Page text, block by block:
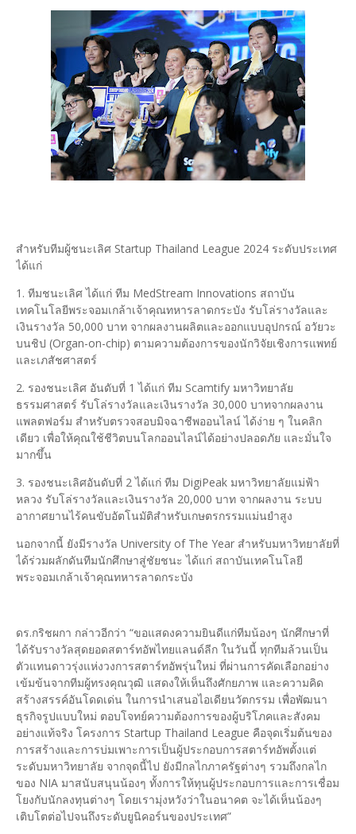
สำหรับทีมผู้ชนะเลิศ Startup Thailand League 2024 ระดับประเทศ
ได้แก่
1. ทีมชนะเลิศ ได้แก่ ทีม MedStream Innovations สถาบัน
เทคโนโลยีพระจอมเกล้าเจ้าคุณทหารลาดกระบัง รับโล่รางวัลและ
เงินรางวัล 50,000 บาท จากผลงานผลิตและออกแบบอุปกรณ์ อวัยวะ
บนชิป (Organ-on-chip) ตามความต้องการของนักวิจัยเชิงการแพทย์
และเภสัชศาสตร์
2. รองชนะเลิศ อันดับที่ 1 ได้แก่ ทีม Scamtify มหาวิทยาลัย
ธรรมศาสตร์ รับโล่รางวัลและเงินรางวัล 30,000 บาทจากผลงาน
แพลตฟอร์ม สำหรับตรวจสอบมิจฉาชีพออนไลน์ ได้ง่าย ๆ ในคลิก
เดียว เพื่อให้คุณใช้ชีวิตบนโลกออนไลน์ได้อย่างปลอดภัย และมั่นใจ
มากขึ้น
3. รองชนะเลิศอันดับที่ 2 ได้แก่ ทีม DigiPeak มหาวิทยาลัยแม่ฟ้า
หลวง รับโล่รางวัลและเงินรางวัล 20,000 บาท จากผลงาน ระบบ
อากาศยานไร้คนขับอัตโนมัติสำหรับเกษตรกรรมแม่นยำสูง
นอกจากนี้ ยังมีรางวัล University of The Year สำหรับมหาวิทยาลัยที่
ได้ร่วมผลักดันทีมนักศึกษาสู่ชัยชนะ ได้แก่ สถาบันเทคโนโลยี
พระจอมเกล้าเจ้าคุณทหารลาดกระบัง
ดร.กริชผกา กล่าวอีกว่า “ขอแสดงความยินดีแก่ทีมน้องๆ นักศึกษาที่
ได้รับรางวัลสุดยอดสตาร์ทอัพไทยแลนด์ลีก ในวันนี้ ทุกทีมล้วนเป็น
ตัวแทนดาวรุ่งแห่งวงการสตาร์ทอัพรุ่นใหม่ ที่ผ่านการคัดเลือกอย่าง
เข้มข้นจากทีมผู้ทรงคุณวุฒิ แสดงให้เห็นถึงศักยภาพ และความคิด
สร้างสรรค์อันโดดเด่น ในการนำเสนอไอเดียนวัตกรรม เพื่อพัฒนา
ธุรกิจรูปแบบใหม่ ตอบโจทย์ความต้องการของผู้บริโภคและสังคม
อย่างแท้จริง โครงการ Startup Thailand League คือจุดเริ่มต้นของ
การสร้างและการบ่มเพาะการเป็นผู้ประกอบการสตาร์ทอัพตั้งแต่
ระดับมหาวิทยาลัย จากจุดนี้ไป ยังมีกลไกภาครัฐต่างๆ รวมถึงกลไก
ของ NIA มาสนับสนุนน้องๆ ทั้งการให้ทุนผู้ประกอบการและการเชื่อม
โยงกับนักลงทุนต่างๆ โดยเรามุ่งหวังว่าในอนาคต จะได้เห็นน้องๆ
เติบโตต่อไปจนถึงระดับยูนิคอร์นของประเทศ”